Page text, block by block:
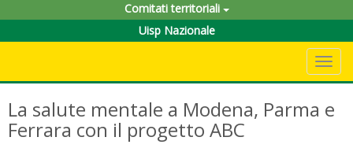
Comitati territoriali
Uisp Nazionale
La salute mentale a Modena, Parma e
Ferrara con il progetto ABC